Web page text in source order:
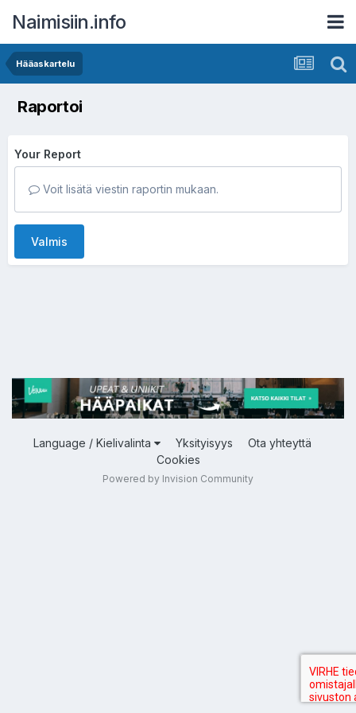
Naimisiin.info
Hääaskartelu
Raportoi
Your Report
Voit lisätä viestin raportin mukaan.
Valmis
Language / Kielivalinta Yksityisyys
Ota yhteyttä
Cookies
Powered by Invision Community